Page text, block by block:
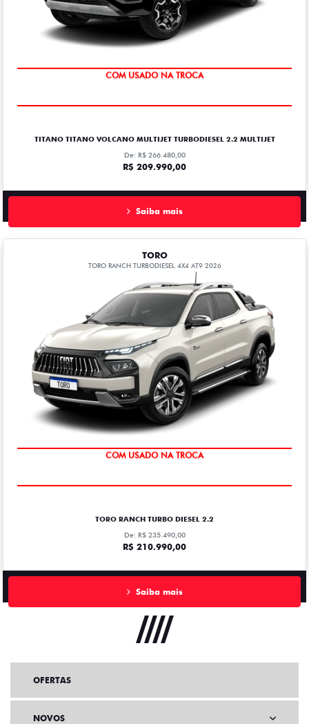
OPORTUNIDADE
TITANO TITANO VOLCANO MULTIJET TURBODIESEL 2.2 MULTIJET
De: R$ 266.480,00
R$ 209.990,00
Saiba mais
TORO
TORO RANCH TURBODIESEL 4X4 AT9 2026
OPORTUNIDADE
TORO RANCH TURBO DIESEL 2.2
De: R$ 235.490,00
R$ 210.990,00
Saiba mais
OFERTAS
NOVOS